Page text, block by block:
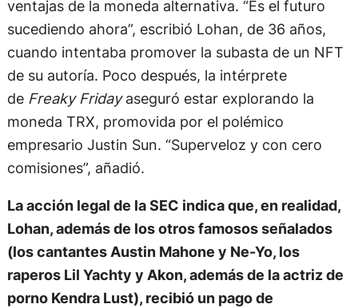
ventajas de la moneda alternativa. “Es el futuro
sucediendo ahora”, escribió Lohan, de 36 años,
cuando intentaba promover la subasta de un NFT
de su autoría. Poco después, la intérprete
deFreaky Fridayaseguró estar explorando la
moneda TRX, promovida por el polémico
empresario Justin Sun. “Superveloz y con cero
comisiones”, añadió.
La acción legal de la SEC indica que, en realidad,
Lohan, además de los otros famosos señalados
(los cantantes Austin Mahone y Ne-Yo, los
raperos Lil Yachty y Akon, además de la actriz de
porno Kendra Lust), recibió un pago de